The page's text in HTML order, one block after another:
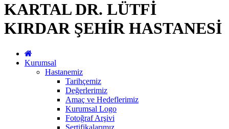
KARTAL DR. LÜTFİ
KIRDAR ŞEHİR HASTANESİ
Kurumsal
Hastanemiz
Tarihçemiz
Değerlerimiz
Amaç ve Hedeflerimiz
Kurumsal Logo
Fotoğraf Arşivi
Sertifikalarımız